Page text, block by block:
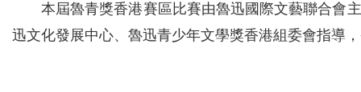
本屆魯青獎香港賽區比賽由魯迅國際文藝聯合會
迅文化發展中心、魯迅青少年文學獎香港組委會指導